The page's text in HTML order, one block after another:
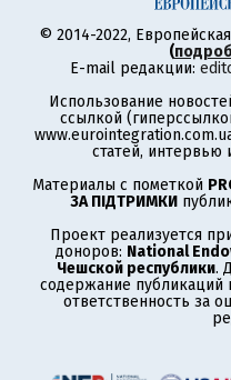
© 2014-2022,
(
E-mail редакции:
Использование
ссылкой
статей, интервью
Материалы с пометкой
ЗА ПІДТРИМКИ
Проект реализуется
доноров: National
Чешской республики.
содержание публикаций
ответственность за